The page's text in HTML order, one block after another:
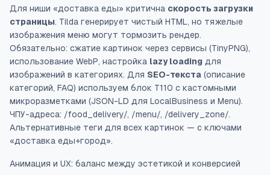
Для ниши «доставка еды» критична скорость загрузки
страницы. Tilda генерирует чистый HTML, но тяжелые
изображения меню могут тормозить рендер.
Обязательно: сжатие картинок через сервисы (TinyPNG),
использование WebP, настройка lazy loading для
изображений в категориях. Для SEO-текста (описание
категорий, FAQ) используем блок Т110 с кастомными
микроразметками (JSON-LD для LocalBusiness и Menu).
ЧПУ-адреса: /food_delivery/, /menu/, /delivery_zone/.
Альтернативные теги для всех картинок — с ключами
«доставка еды+город».
Анимация и UX: баланс между эстетикой и конверсией